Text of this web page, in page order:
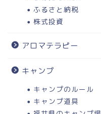
ふるさと納税
株式投資
アロマテラピー
キャンプ
キャンプのルール
キャンプ道具